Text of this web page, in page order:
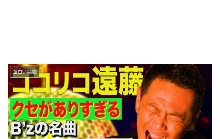
面白い話題